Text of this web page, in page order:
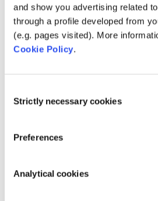
and show you advertising related
through a profile developed from
(e.g. pages visited). More
Cookie Policy.
Selection
Strictly necessary cookies
Preferences
Analytical cookies
Fluidra und Zodiac schließen
Categories
Produkt
Referenz